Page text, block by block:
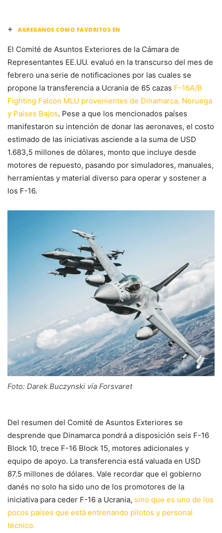
+ AGREGANOS COMO FAVORITOS EN
El Comité de Asuntos Exteriores de la Cámara de
Representantes EE.UU. evaluó en la transcurso del mes de
febrero una serie de notificaciones por las cuales se
propone la transferencia a Ucrania de 65 cazas F-16A/B
Fighting Falcon MLU provenientes de Dinamarca, Noruega
y Países Bajos. Pese a que los mencionados países
manifestaron su intención de donar las aeronaves, el costo
estimado de las iniciativas asciende a la suma de USD
1.683,5 millones de dólares, monto que incluye desde
motores de repuesto, pasando por simuladores, manuales,
herramientas y material diverso para operar y sostener a
los F-16.
Foto: Darek Buczynski vía Forsvaret
Del resumen del Comité de Asuntos Exteriores se
desprende que Dinamarca pondrá a disposición seis F-16
Block 10, trece F-16 Block 15, motores adicionales y
equipo de apoyo. La transferencia está valuada en USD
87.5 millones de dólares. Vale recordar que el gobierno
danés no solo ha sido uno de los promotores de la
iniciativa para ceder F-16 a Ucrania, sino que es uno de los
pocos países que está entrenando pilotos y personal
técnico.